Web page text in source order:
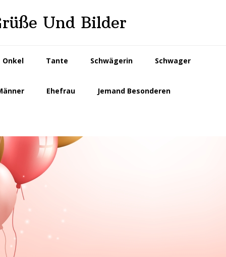
Und Bilder
Onkel Tante Schwägerin Schwager
Ehefrau Jemand Besonderen